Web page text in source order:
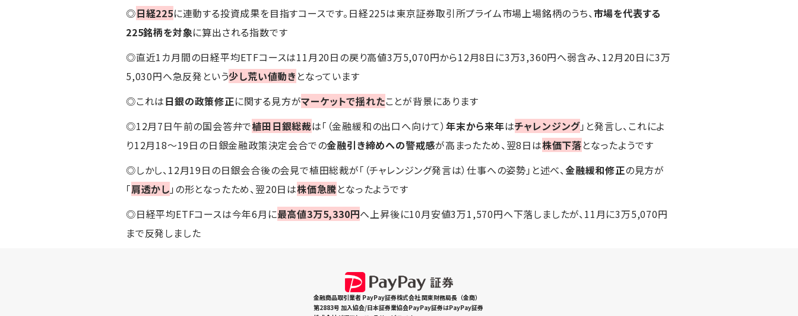
◎日経225に連動する投資成果を目指すコースです。日経225は東京証券取引所プライム市場上場銘柄のうち、市場を代表する
225銘柄を対象に算出される指数です
◎直近1カ月間の日経平均ETFコースは11月20日の戻り高値3万5,070円から12月8日に3万3,360円へ弱含み、12月20日に3万
5,030円へ急反発という少し荒い値動き となっています
◎これは日銀の政策修正に関する見方がマーケットで揺れたことが背景にあります
◎12月7日午前の国会答弁で植田日銀総裁は「（金融緩和の出口へ向けて）年末から来年はチャレンジング」と発言し、これによ
り12月18～19日の日銀金融政策決定会合での金融引き締めへの警戒感が高まったため、翌8日は株価下落となったようです
◎しかし、12月19日の日銀会合後の会見で植田総裁が「（チャレンジング発言は）仕事への姿勢」と述べ、金融緩和修正の見方が
「肩透かし 」の形となったため、翌20日は株価急騰となったようです
◎日経平均ETFコースは今年6月に最高値3万5,330円へ上昇後に10月安値3万1,570円へ下落しましたが、11月に3万5,070円
まで反発しました
金融商品取引業者 PayPay証券株式会社 関東財務局長（金商）
第2883号 加入協会/日本証券業協会PayPay証券はPayPay証券